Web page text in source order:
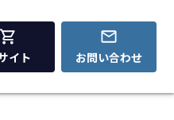
イト お問い合わせ